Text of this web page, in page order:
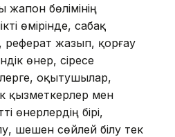
бөлімінің
өмірінде, сабақ
жазып, қорғау
өнер, әсіресе
оқытушылар,
қызметкерлер мен
өнерлердің бірі,
шешен сөйлей білу тек